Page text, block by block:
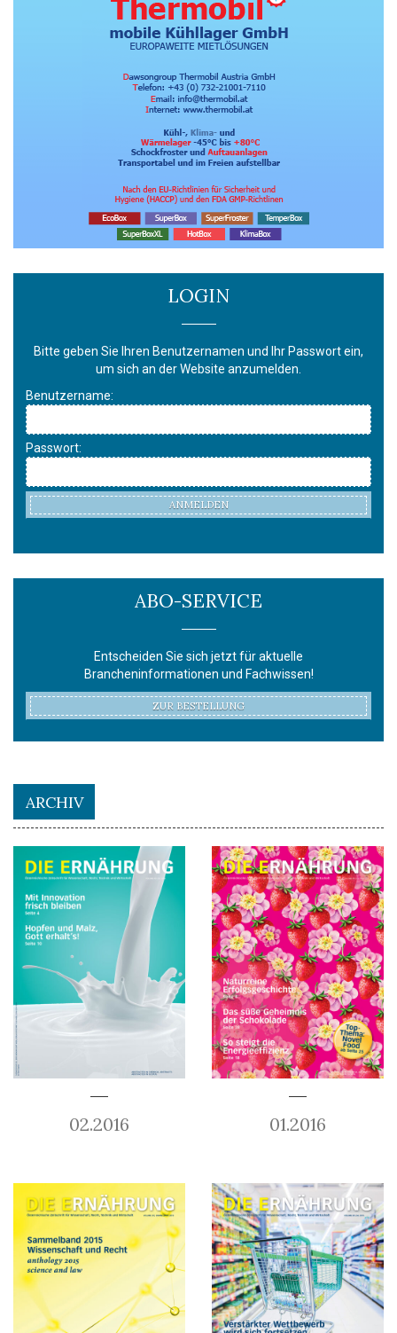
LOGIN
Bitte geben Sie Ihren Benutzernamen und Ihr Passwort ein,
um sich an der Website anzumelden.
Benutzername:
Passwort:
ANMELDEN
ABO-SERVICE
Entscheiden Sie sich jetzt für aktuelle
Brancheninformationen und Fachwissen!
ZUR BESTELLUNG
ARCHIV
02.2016 01.2016